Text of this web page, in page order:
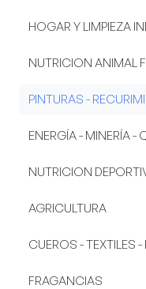
HOGAR Y LIMPIEZA
NUTRICION ANIMAL
PINTURAS -
ENERGÍA - MINERÍA -
NUTRICION
AGRICULTURA
CUEROS - TEXTILES -
FRAGANCIAS